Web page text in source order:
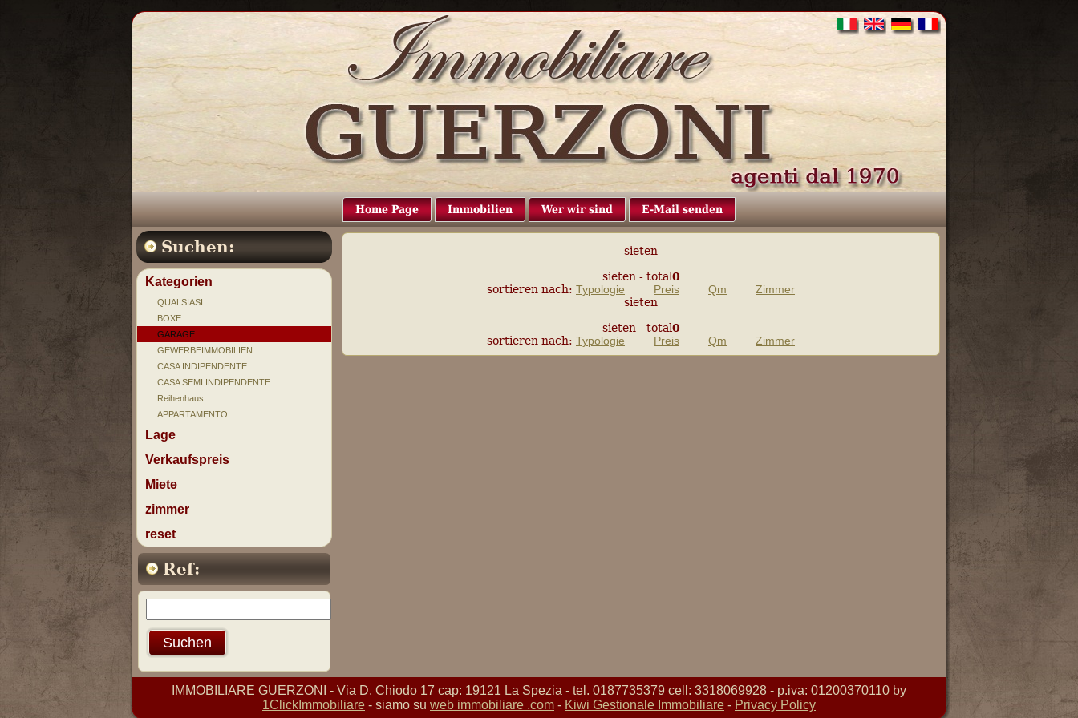
Home Page Immobilien Wer wir sind E-Mail senden
Suchen:
Kategorien
QUALSIASI
BOXE
GARAGE
GEWERBEIMMOBILIEN
CASA INDIPENDENTE
CASA SEMI INDIPENDENTE
Reihenhaus
APPARTAMENTO
Lage
Verkaufspreis
Miete
zimmer
reset
Ref:
sieten
sieten - total0
sortieren nach: Typologie Preis Qm
Zimmer
sieten
sieten - total0
sortieren nach: Typologie Preis Qm Zimmer
IMMOBILIARE GUERZONI - Via D. Chiodo 17 cap: 19121 La Spezia - tel. 0187735379 cell: 3318069928 - p.iva: 01200370110 by
1ClickImmobiliare - siamo su web immobiliare .com - Kiwi Gestionale Immobiliare - Privacy Policy